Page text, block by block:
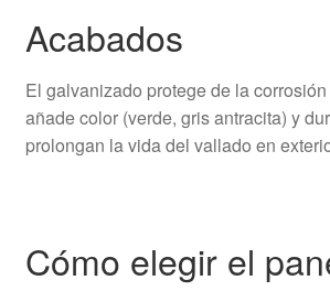
Acabados
El galvanizado protege de la
añade color (verde, gris antracita) y
prolongan la vida del vallado en
Cómo elegir el